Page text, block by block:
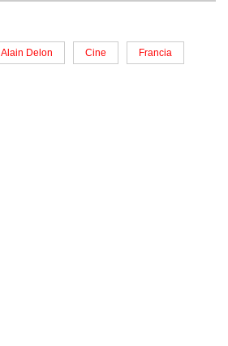
Alain Delon Cine Francia